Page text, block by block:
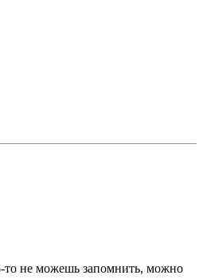
то не можешь запомнить, можно